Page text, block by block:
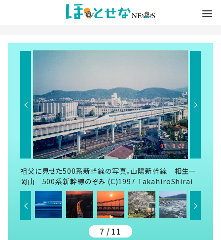
祖父に見せた500系新幹線の写真。山陽新幹線 相生ー
岡山 500系新幹線のぞみ (C)1997 TakahiroShirai
7 / 11